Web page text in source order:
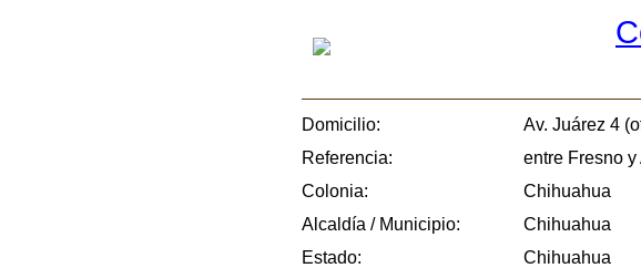
Domicilio:
Av. Juárez 4
Referencia:
entre Fresno
Colonia:
Chihuahua
Alcaldía / Municipio:
Chihuahua
Estado:
Chihuahua